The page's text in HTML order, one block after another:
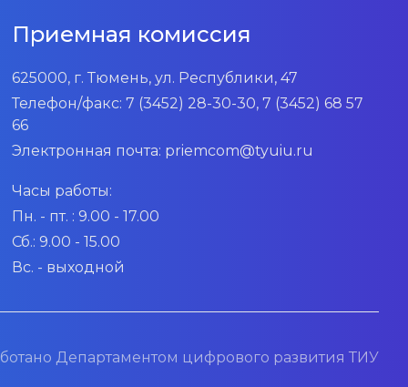
Приемная комиссия
625000, г. Тюмень, ул. Республики, 47
Телефон/факс:7 (3452) 28-30-30, 7 (3452) 68 57
66
Электронная почта: priemcom@tyuiu.ru
Часы работы:
Пн. - пт. : 9.00 - 17.00
Сб.: 9.00 - 15.00
Вс. - выходной
Департаментом цифрового развития ТИУ